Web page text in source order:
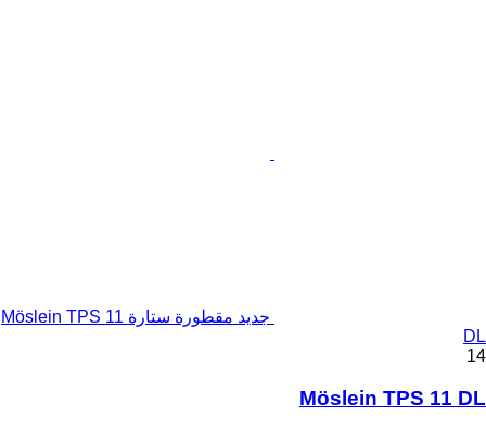
جديد مقطورة ستارة Möslein TPS 11
DL
14
Möslein TPS 11 DL